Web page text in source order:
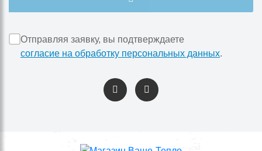
Отправляя заявку, вы подтверждаете
согласие на обработку персональных данных.